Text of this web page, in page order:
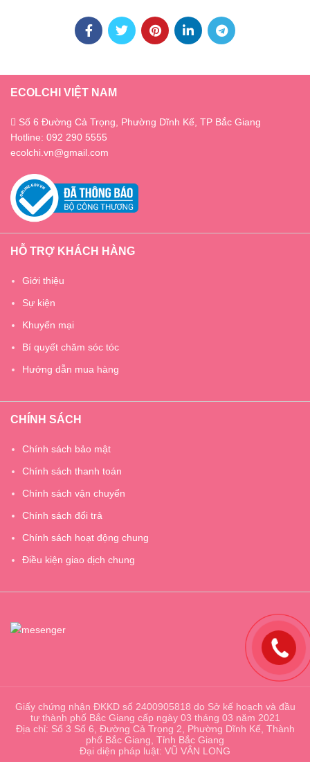
ECOLCHI VIỆT NAM
Số 6 Đường Cả Trọng, Phường Dĩnh Kế, TP Bắc Giang
Hotline: 092 290 5555
ecolchi.vn@gmail.com
HỖ TRỢ KHÁCH HÀNG
Giới thiệu
Sự kiện
Khuyến mại
Bí quyết chăm sóc tóc
Hướng dẫn mua hàng
CHÍNH SÁCH
Chính sách bảo mật
Chính sách thanh toán
Chính sách vận chuyển
Chính sách đổi trả
Chính sách hoạt động chung
Điều kiện giao dịch chung
Giấy chứng nhận ĐKKD số 2400905818 do Sở kế hoạch và đầu
tư thành phố Bắc Giang cấp ngày 03 tháng 03 năm 2021
Địa chỉ: Số 3 Số 6, Đường Cả Trọng 2, Phường Dĩnh Kế, Thành
phố Bắc Giang, Tỉnh Bắc Giang
Đại diện pháp luật: VŨ VÂN LONG